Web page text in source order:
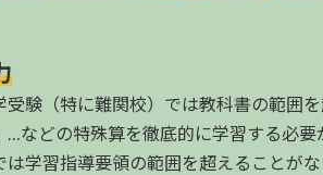
受験（特に難関校）では教科書の範囲
…などの特殊算を徹底的に学習する必
は学習指導要領の範囲を超えることが